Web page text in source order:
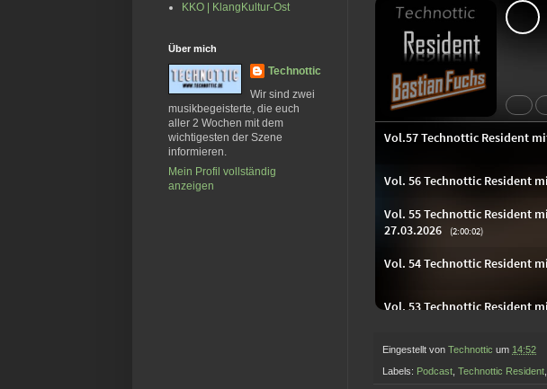
Eingestellt von Technottic um 14:52
Labels: Podcast Technottic Resident
KKO | KlangKultur-Ost
Über mich
Technottic
Wir sind zwei
musikbegeisterte, die euch
aller 2 Wochen mit dem
wichtigesten der Szene
informieren.
Mein Profil vollständig
anzeigen